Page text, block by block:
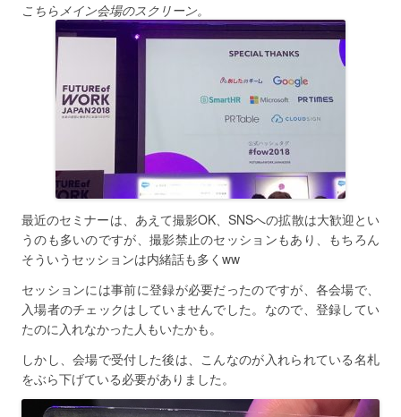
こちらメイン会場のスクリーン。
最近のセミナーは、あえて撮影OK、SNSへの拡散は大歓迎とい
うのも多いのですが、撮影禁止のセッションもあり、もちろん
そういうセッションは内緒話も多くww
セッションには事前に登録が必要だったのですが、各会場で、
入場者のチェックはしていませんでした。なので、登録してい
たのに入れなかった人もいたかも。
しかし、会場で受付した後は、こんなのが入れられている名札
をぶら下げている必要がありました。